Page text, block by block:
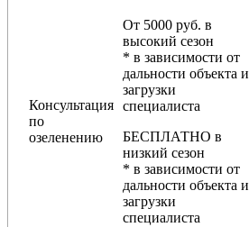
Консультация
по
озеленению
От 5000 руб. в
высокий сезон
* в зависимости от
дальности объекта и
загрузки
специалиста
БЕСПЛАТНО в
низкий сезон
* в зависимости от
дальности объекта и
загрузки
специалиста